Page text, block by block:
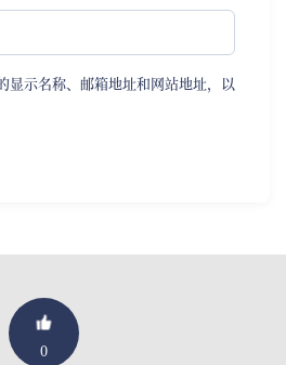
显示名称、邮箱地址和网站地址，以
0